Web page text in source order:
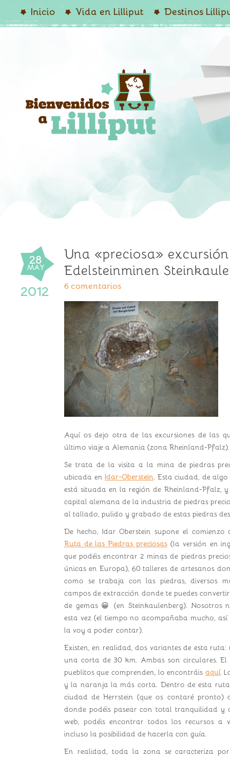
Inicio Vida en Lilliput
Destinos
Non Gamstop Casinos UK
28
MAY
2012
Una «preciosa»
Edelsteinminen
6 comentarios
Aquí os dejo otra de las excursiones de las
último viaje a Alemania (zona Rheinland-Pfalz).
Se trata de la visita a la mina de piedras
ubicada en Idar-Oberstein. Esta ciudad, de
está situada en la región de Rheinland-Pfalz,
capital alemana de la industria de piedras
al tallado, pulido y grabado de estas piedras
De hecho, Idar Oberstein supone el
Ruta de las Piedras preciosas(la versión en
que podéis encontrar 2 minas de piedras
únicas en Europa), 60 talleres de artesanos
como se trabaja con las piedras, diversos
campos de extracción donde te puedes
de gemas 😀 (en Steinkaulenberg). Nosotros
esta vez (el tiempo no acompañaba mucho, así
la voy a poder contar).
Existen, en realidad, dos variantes de esta
una corta de 30 km. Ambas son circulares.
pueblitos que comprenden, lo encontráis aquí.
y la naranja la más corta. Dentro de esta
ciudad de Herrstein (que os contaré pronto)
donde podéis pasear con total tranquilidad y
web, podéis encontrar todos los recursos a
incluso la posibilidad de hacerla con guía.
En realidad, toda la zona se caracteriza